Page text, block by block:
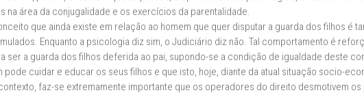
na área da conjugalidade e os exercícios da parentalidade.
que ainda existe em relação ao homem que quer disputar a guarda dos filhos é
Enquanto a psicologia diz sim, o Judiciário diz não. Tal comportamento é
ser a guarda dos filhos deferida ao pai, supondo-se a condição de igualdade deste
pode cuidar e educar os seus filhos e que isto, hoje, diante da atual situação socio-
faz-se extremamente importante que os operadores do direito desmotivem os